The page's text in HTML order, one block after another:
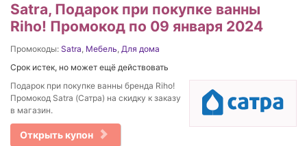
Satra, Подарок при покупке ванны
Riho! Промокод по 09 января 2024
Промокоды: Satra, Мебель, Для дома
Срок истек, но может ещё действовать
Подарок при покупке ванны бренда Riho!
Промокод Satra (Сатра) на скидку к заказу
в магазин.
Открыть купон